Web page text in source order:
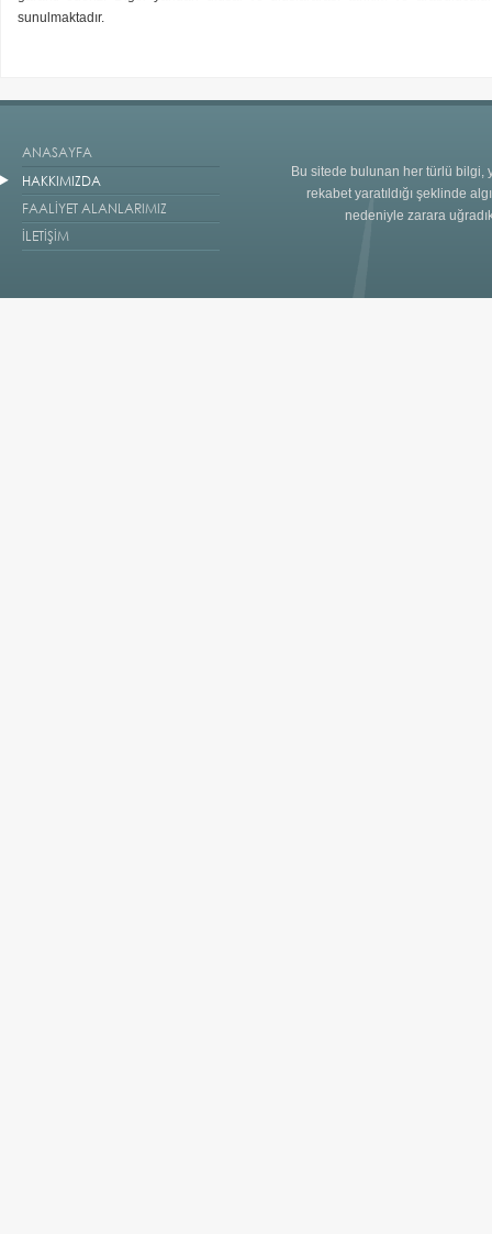
sunulmaktadır.
ANASAYFA
HAKKIMIZDA
FAALİYET ALANLARIMIZ
İLETİŞİM
Bu sitede bulunan her türlü bilgi,
rekabet yaratıldığı şeklinde
nedeniyle zarara